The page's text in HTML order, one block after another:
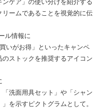
ケア」の使い分けを紹介する
ームであることを視覚的に伝
ル情報に
いがお得」といったキャンペ
ストックを推奨するアイコン
洗面用具セット」や「シャン
を示すピクトグラムとして。